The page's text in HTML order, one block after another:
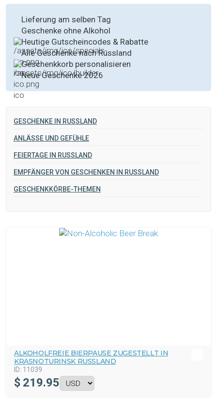
Lieferung am selben Tag
Geschenke ohne Alkohol
Heutige Gutscheincodes & Rabatte
Alle Geschenke nach Russland
Geschenkkorb personalisieren
Neue Geschenke 2026
GESCHENKE IN RUSSLAND
ANLÄSSE UND GEFÜHLE
FEIERTAGE IN RUSSLAND
EMPFÄNGER VON GESCHENKEN IN RUSSLAND
GESCHENKKÖRBE-THEMEN
ALKOHOLFREIE BIERPAUSE ZUGESTELLT IN
KRASNOTURINSK RUSSLAND
ID: 11039
$ 219.95